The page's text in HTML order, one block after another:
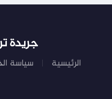
جريدة
الرئيسية سياسة